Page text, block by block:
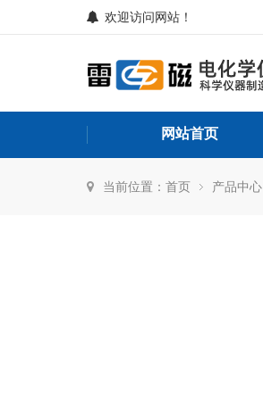
欢迎访问网站！
网站首页
当前位置： 首页 产品中心